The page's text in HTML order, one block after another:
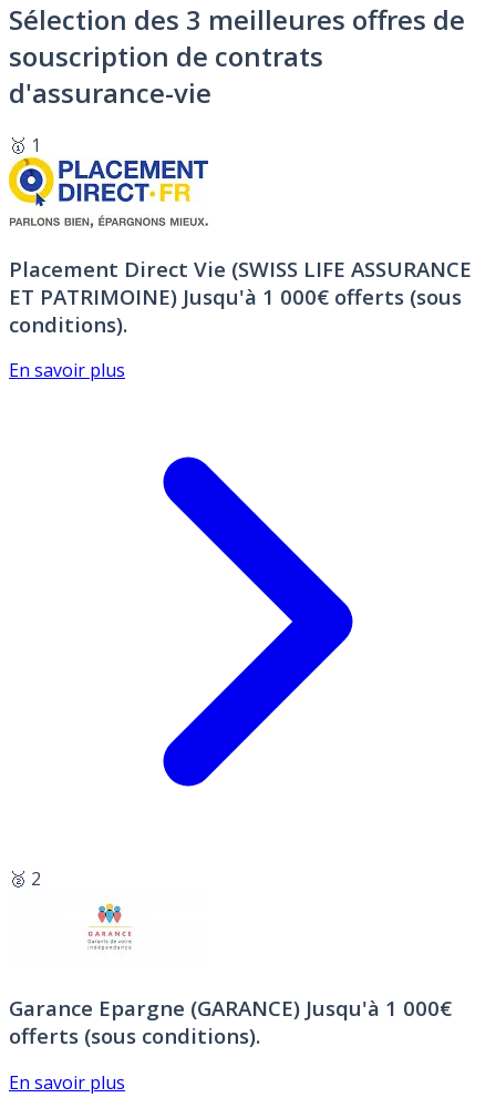
Sélection des 3 meilleures offres de
souscription de contrats
d'assurance-vie
🥇 1
Placement Direct Vie (SWISS LIFE ASSURANCE
ET PATRIMOINE) Jusqu'à 1 000€ offerts (sous
conditions).
En savoir plus
🥈 2
Garance Epargne (GARANCE) Jusqu'à 1 000€
offerts (sous conditions).
En savoir plus